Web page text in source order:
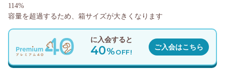
に入会すると
40%OFF!
ご入会はこちら
114%
容量を超過するため、箱サイズが大きくなります